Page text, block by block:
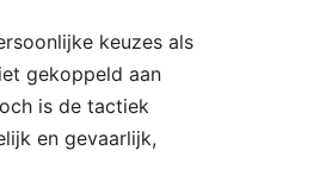
keuzes als
gekoppeld aan
is de tactiek
en gevaarlijk,